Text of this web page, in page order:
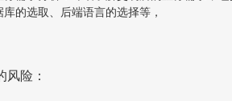
的选取、后端语言的选择等，
险：